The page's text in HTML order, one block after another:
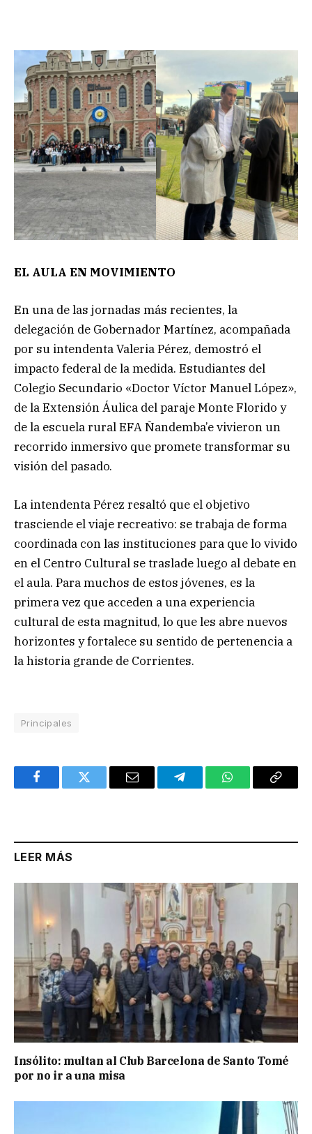
EL AULA EN MOVIMIENTO
En una de las jornadas más recientes, la
delegación de Gobernador Martínez, acompañada
por su intendenta Valeria Pérez, demostró el
impacto federal de la medida. Estudiantes del
Colegio Secundario «Doctor Víctor Manuel López»,
de la Extensión Áulica del paraje Monte Florido y
de la escuela rural EFA Ñandemba’e vivieron un
recorrido inmersivo que promete transformar su
visión del pasado.
La intendenta Pérez resaltó que el objetivo
trasciende el viaje recreativo: se trabaja de forma
coordinada con las instituciones para que lo vivido
en el Centro Cultural se traslade luego al debate en
el aula. Para muchos de estos jóvenes, es la
primera vez que acceden a una experiencia
cultural de esta magnitud, lo que les abre nuevos
horizontes y fortalece su sentido de pertenencia a
la historia grande de Corrientes.
Principales
FacebookTwitter Email TelegramWhatsAppCopy
LEER MÁS
Insólito: multan al Club Barcelona de Santo Tomé
por no ir a una misa